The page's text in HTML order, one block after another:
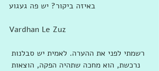
באיזה ביקור? יש פה געגוע
Vardhan Le Zuz
רשמתי לפני את ההערה. לאמית יש סבלנות
נרכשת, הוא מחכה שתהיה הפקה, הוצאות